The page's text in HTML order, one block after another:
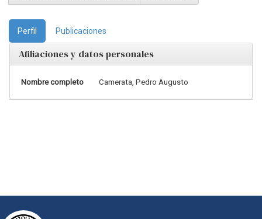
Perfil Publicaciones
Afiliaciones y datos personales
Nombre completo Camerata, Pedro Augusto